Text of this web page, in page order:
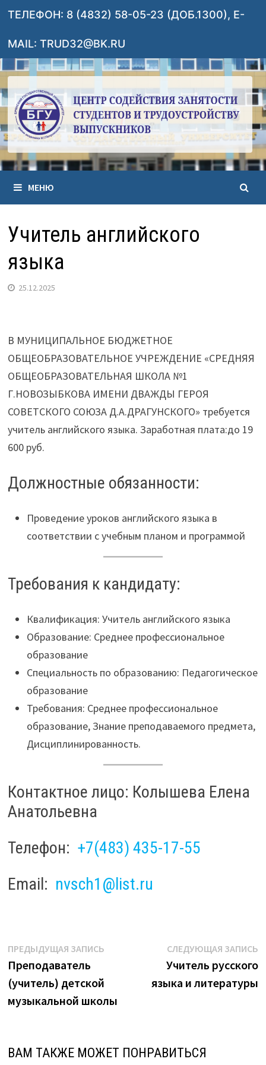
Перейти
содержимому
ТЕЛЕФОН: 8 (4832) 58-05-23 (ДОБ.1300), E-
MAIL: TRUD32@BK.RU
МЕНЮ
Учитель английского
языка
25.12.2025
В МУНИЦИПАЛЬНОЕ БЮДЖЕТНОЕ
ОБЩЕОБРАЗОВАТЕЛЬНОЕ УЧРЕЖДЕНИЕ «СРЕДНЯЯ
ОБЩЕОБРАЗОВАТЕЛЬНАЯ ШКОЛА №1
Г.НОВОЗЫБКОВА ИМЕНИ ДВАЖДЫ ГЕРОЯ
СОВЕТСКОГО СОЮЗА Д.А.ДРАГУНСКОГО» требуется
учитель английского языка. Заработная плата:до 19
600 руб.
Должностные обязанности:
Проведение уроков английского языка в
соответствии с учебным планом и программой
Требования к кандидату:
Квалификация: Учитель английского языка
Образование: Среднее профессиональное
образование
Специальность по образованию: Педагогическое
образование
Требования: Среднее профессиональное
образование, Знание преподаваемого предмета,
Дисциплинированность.
Контактное лицо: Колышева Елена
Анатольевна
Телефон: +7(483) 435-17-55
Email: nvsch1@list.ru
Навигация
по
записям
ПРЕДЫДУЩАЯ ЗАПИСЬ
Преподаватель
(учитель) детской
музыкальной школы
СЛЕДУЮЩАЯ ЗАПИСЬ
Учитель русского
языка и литературы
ВАМ ТАКЖЕ МОЖЕТ ПОНРАВИТЬСЯ